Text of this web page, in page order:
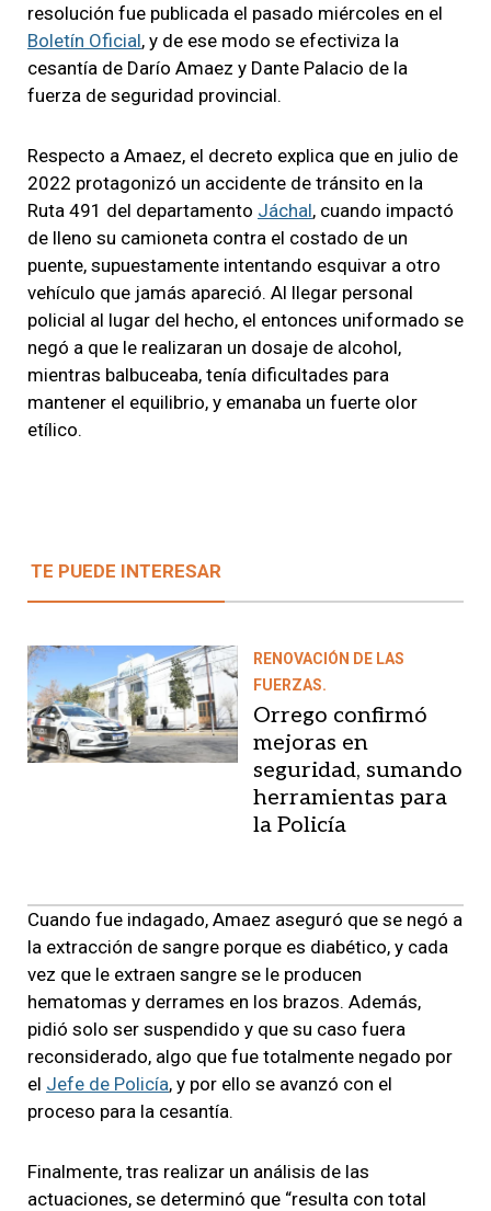
resolución fue publicada el pasado miércoles en el
Boletín Oficial, y de ese modo se efectiviza la
cesantía de Darío Amaez y Dante Palacio de la
fuerza de seguridad provincial.
Respecto a Amaez, el decreto explica que en julio de
2022 protagonizó un accidente de tránsito en la
Ruta 491 del departamento Jáchal, cuando impactó
de lleno su camioneta contra el costado de un
puente, supuestamente intentando esquivar a otro
vehículo que jamás apareció. Al llegar personal
policial al lugar del hecho, el entonces uniformado se
negó a que le realizaran un dosaje de alcohol,
mientras balbuceaba, tenía dificultades para
mantener el equilibrio, y emanaba un fuerte olor
etílico.
TE PUEDE INTERESAR
RENOVACIÓN DE LAS
FUERZAS.
Orrego confirmó
mejoras en
seguridad, sumando
herramientas para
la Policía
Cuando fue indagado, Amaez aseguró que se negó a
la extracción de sangre porque es diabético, y cada
vez que le extraen sangre se le producen
hematomas y derrames en los brazos. Además,
pidió solo ser suspendido y que su caso fuera
reconsiderado, algo que fue totalmente negado por
el Jefe de Policía, y por ello se avanzó con el
proceso para la cesantía.
Finalmente, tras realizar un análisis de las
actuaciones, se determinó que “resulta con total